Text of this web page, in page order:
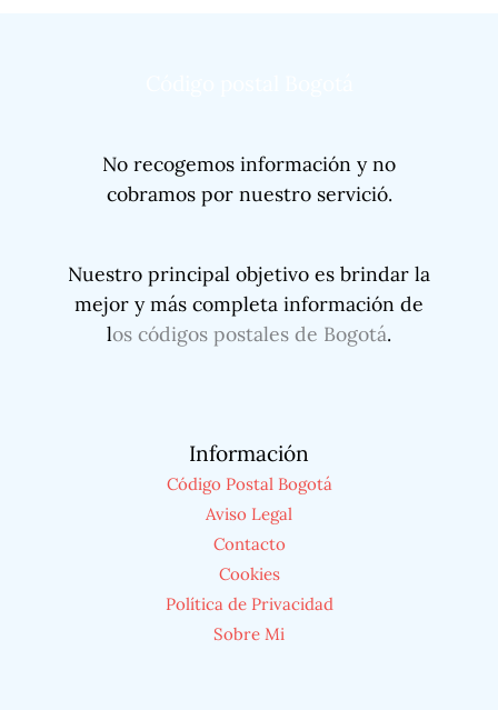
No recogemos información y no
cobramos por nuestro servició.
Nuestro principal objetivo es brindar la
mejor y más completa información de
los códigos postales de Bogotá.
Información
Código Postal Bogotá
Aviso Legal
Contacto
Cookies
Política de Privacidad
Sobre Mi